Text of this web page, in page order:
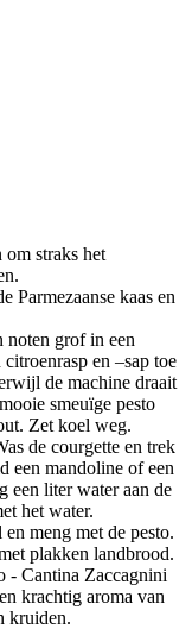
straks het
Parmezaanse kaas en
noten grof in een
en –sap toe
de machine draait
smeuïge pesto
Zet koel weg.
de courgette en trek
een mandoline of een
een liter water aan de
het water.
meng met de pesto.
plakken landbrood.
- Cantina Zaccagnini
krachtig aroma van
kruiden.